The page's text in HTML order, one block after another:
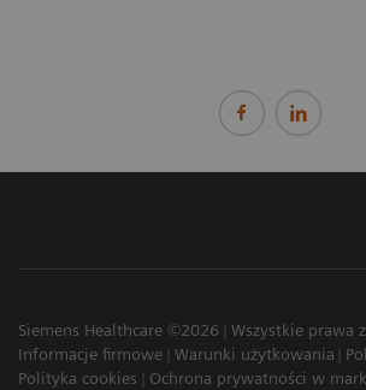
Siemens Healthcare ©2026
Wszystkie prawa
Informacje firmowe
Warunki użytkowania
Polityka cookies
Ochrona prywatności w